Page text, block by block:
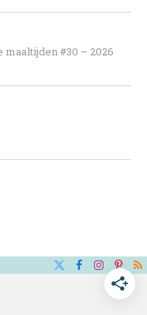
#30 – 2026
X
Facebook